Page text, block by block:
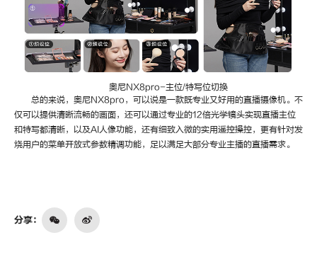
奥尼NX8pro-主位/特写位切换
总的来说，奥尼NX8pro，可以说是一款既专业又好用的直播摄像机。不
仅可以提供清晰流畅的画面，还可以通过专业的12倍光学镜头实现直播主位
和特写都清晰，以及AI人像功能，还有细致入微的实用遥控操控，更有针对发
烧用户的菜单开放式参数精调功能，足以满足大部分专业主播的直播需求。
分享：